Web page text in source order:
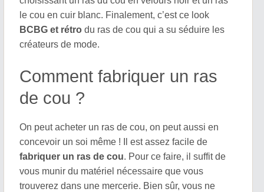
le cou en cuir blanc. Finalement, c’est ce look
BCBG et rétro du ras de cou qui a su séduire les
créateurs de mode.
Comment fabriquer un ras
de cou ?
On peut acheter un ras de cou, on peut aussi en
concevoir un soi même ! Il est assez facile de
fabriquer un ras de cou. Pour ce faire, il suffit de
vous munir du matériel nécessaire que vous
trouverez dans une mercerie. Bien sûr, vous ne